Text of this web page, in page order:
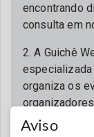
encontrando
consulta em
2. A Guichê
especializada
organiza os
seus eventos
Aviso